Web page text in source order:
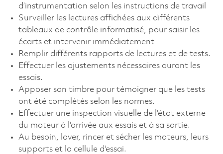
d’instrumentation selon les instructions de travail
Surveiller les lectures affichées aux différents
tableaux de contrôle informatisé, pour saisir les
écarts et intervenir immédiatement
Remplir différents rapports de lectures et de tests.
Effectuer les ajustements nécessaires durant les
essais.
Apposer son timbre pour témoigner que les tests
ont été complétés selon les normes.
Effectuer une inspection visuelle de l'état externe
du moteur à l'arrivée aux essais et à sa sortie.
Au besoin, laver, rincer et sécher les moteurs, leurs
supports et la cellule d'essai.